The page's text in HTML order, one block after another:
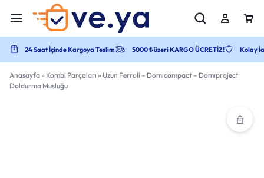
24 Saat İçinde Kargoya Teslim 5000 ₺ üzeri KARGO ÜCRETİZ! Kolay
Anasayfa» Kombi Parçaları » Uzun Ferroli – Domıcompact – Domıproject
Doldurma Musluğu